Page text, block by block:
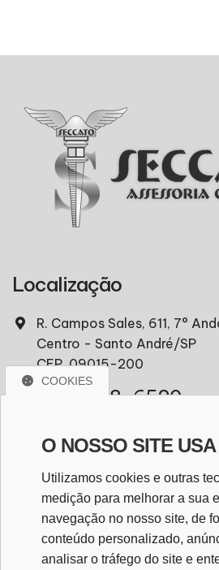
Localização
R. Campos Sales, 611, 7°
Centro - Santo André/SP
CEP. 09015-200
(11) 97418-6520
WhatsApp
WHATSAPP
COOKIES
O NOSSO SITE
Utilizamos cookies e outras
medição para melhorar a sua
navegação no nosso site, de
conteúdo personalizado,
analisar o tráfego do site e